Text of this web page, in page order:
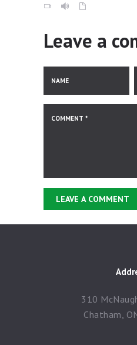
Leave a
310
Chatham,